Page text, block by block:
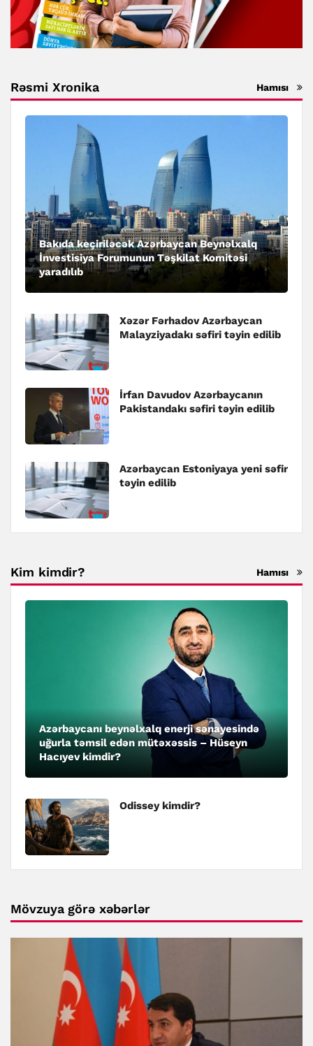
Rəsmi Xronika Hamısı
Bakıda keçiriləcək Azərbaycan Beynəlxalq
İnvestisiya Forumunun Təşkilat Komitəsi
yaradılıb
Xəzər Fərhadov Azərbaycan
Malayziyadakı səfiri təyin edilib
İrfan Davudov Azərbaycanın
Pakistandakı səfiri təyin edilib
Azərbaycan Estoniyaya yeni səfir
təyin edilib
Kim kimdir? Hamısı
Azərbaycanı beynəlxalq enerji sənayesində
uğurla təmsil edən mütəxəssis – Hüseyn
Hacıyev kimdir?
Odissey kimdir?
Mövzuya görə xəbərlər